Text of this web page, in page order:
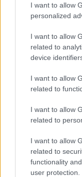
I want to allow
personalized
I want to allow
related to
device
I want to allow
related to
I want to allow
related to
I want to allow
related to
functionality
user protection.